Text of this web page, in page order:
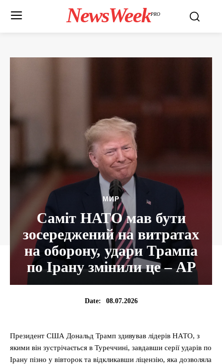
NewsWeekPRO
МИР
Саміт НАТО мав бути
зосереджений на витратах
на оборону, удари Трампа
по Ірану змінили це – AP
Date: 08.07.2026
Президент США Дональд Трамп здивував лідерів НАТО, з
якими він зустрічається в Туреччині, завдавши серії ударів по
Ірану пізно у вівторок та відкликавши ліцензію, яка дозволяла